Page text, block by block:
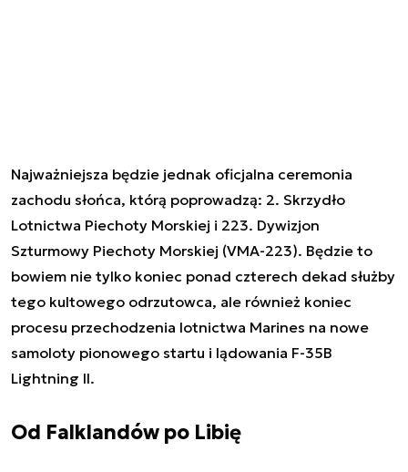
Najważniejsza będzie jednak oficjalna ceremonia
zachodu słońca, którą poprowadzą: 2. Skrzydło
Lotnictwa Piechoty Morskiej i 223. Dywizjon
Szturmowy Piechoty Morskiej (VMA-223). Będzie to
bowiem nie tylko koniec ponad czterech dekad służby
tego kultowego odrzutowca, ale również koniec
procesu przechodzenia lotnictwa Marines na nowe
samoloty pionowego startu i lądowania F-35B
Lightning II.
Od Falklandów po Libię